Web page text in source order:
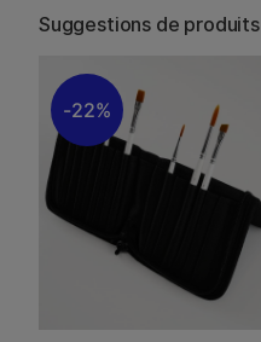
Suggestions de produits
22%